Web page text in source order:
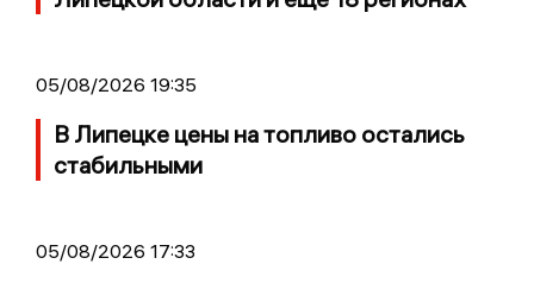
05/08/2026 19:35
В Липецке цены на топливо остались
стабильными
05/08/2026 17:33